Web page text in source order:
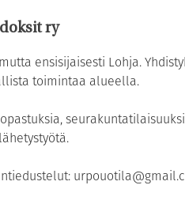
ry
ensisijaisesti Lohja.
toimintaa alueella.
urpouotila